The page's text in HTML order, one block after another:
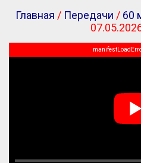
Главная / Передачи / 60